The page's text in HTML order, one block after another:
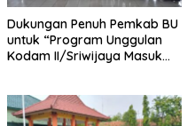
Dukungan Penuh Pemkab BU
untuk “Program Unggulan
Kodam II/Sriwijaya Masuk